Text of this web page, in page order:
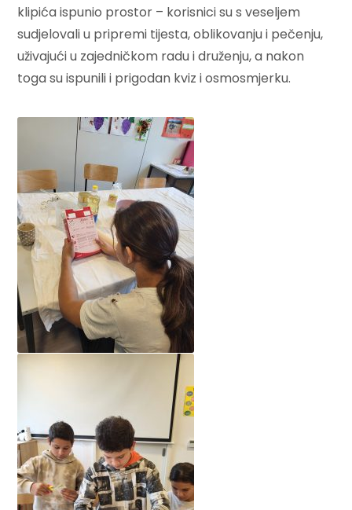
klipića ispunio prostor – korisnici su s veseljem
sudjelovali u pripremi tijesta, oblikovanju i pečenju,
uživajući u zajedničkom radu i druženju, a nakon
toga su ispunili i prigodan kviz i osmosmjerku.